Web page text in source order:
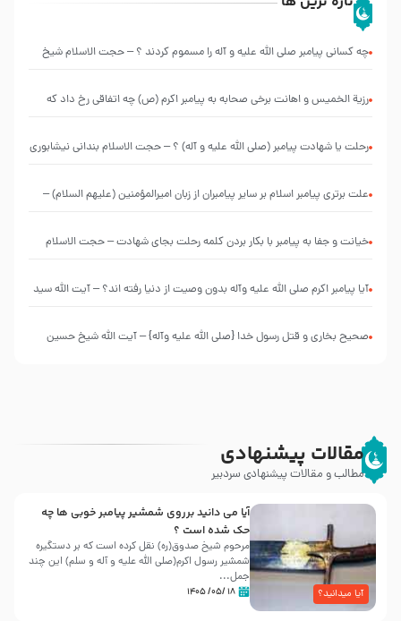
چه کسانی پیامبر صلی الله علیه و آله را مسموم کردند ؟ – حجت الاسلام شیخ
رزیة الخمیس و اهانت برخی صحابه به پیامبر اکرم (ص) چه اتفاقی رخ داد که
رحلت یا شهادت پیامبر (صلی الله علیه و آله) ؟ – حجت الاسلام بندانی نیشابوری
علت برتری پیامبر اسلام بر سایر پیامبران از زبان امیرالمؤمنین (علیهم السلام) –
خیانت و جفا به پیامبر با بکار بردن کلمه رحلت بجای شهادت – حجت الاسلام
آیا پیامبر اکرم صلی الله علیه وآله بدون وصیت از دنیا رفته ‌اند؟ – آیت الله سید
صحیح بخاری و قتل رسول‌ خدا {صلی ‌الله علیه‌ وآله} – آیت الله شیخ حسین
مقالات پیشنهادی
مطالب و مقالات پیشنهادی سردبیر
آیا میدانید؟
آیا می دانید برروی شمشیر پیامبر خوبی ها چه
حک شده است ؟
مرحوم شیخ صدوق(ره) نقل کرده است که بر دستگیره
شمشیر رسول اکرم(صلی الله علیه و آله و سلم) این چند
جمل...
۱۸ /۰۵/ ۱۴۰۵